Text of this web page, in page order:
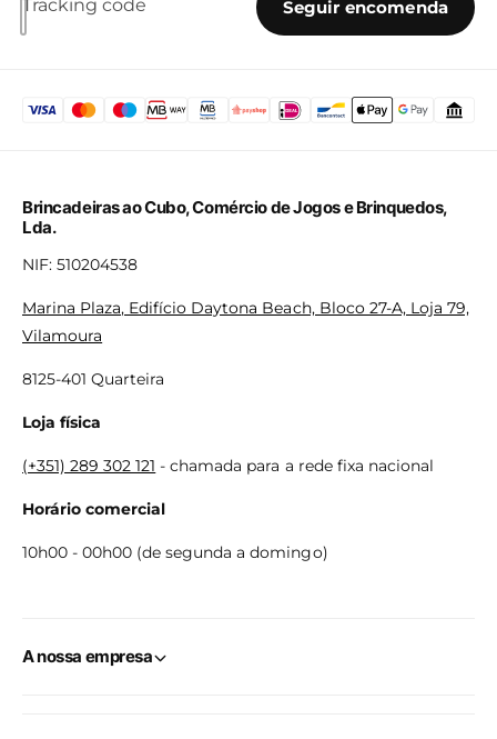
Tracking code Seguir encomenda
Brincadeiras ao Cubo, Comércio de Jogos e Brinquedos,
Lda.
NIF: 510204538
Marina Plaza, Edifício Daytona Beach, Bloco 27-A, Loja 79,
Vilamoura
8125-401 Quarteira
Loja física
(+351) 289 302 121 - chamada para a rede fixa nacional
Horário comercial
10h00 - 00h00 (de segunda a domingo)
A nossa empresa